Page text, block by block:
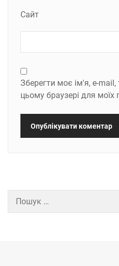
Сайт
Зберегти моє ім'я, e-mail,
цьому браузері для